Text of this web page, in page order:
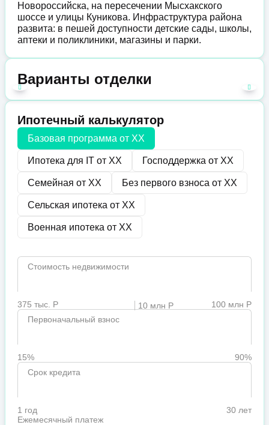
Новороссийска, на пересечении Мысхакского
шоссе и улицы Куникова. Инфраструктура района
развита: в пешей доступности детские сады, школы,
аптеки и поликлиники, магазины и парки.
Варианты отделки
Ипотечный калькулятор
Базовая программа от XX
Ипотека для IT от XX Господдержка от XX
Семейная от XX Без первого взноса от XX
Сельская ипотека от XX
Военная ипотека от XX
Стоимость недвижимости
375 тыс. Р 10 млн Р
100 млн Р
Первоначальный взнос
15%
90%
Срок кредита
1 год
30 лет
Ежемесячный платеж